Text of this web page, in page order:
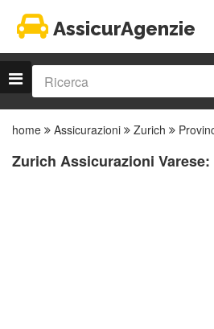
AssicurAgenzie
home Assicurazioni Zurich
Zurich Assicurazioni